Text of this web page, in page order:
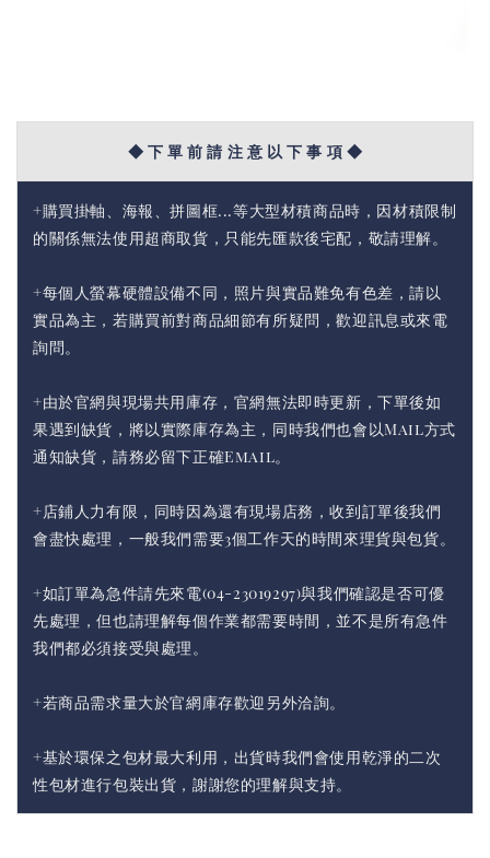
◆ 下 單 前 請 注 意 以 下 事 項 ◆
+購買掛軸、海報、拼圖框...等大型材積商品時，因材積限制
的關係無法使用超商取貨，只能先匯款後宅配，敬請理解。
+每個人螢幕硬體設備不同，照片與實品難免有色差，請以
實品為主，若購買前對商品細節有所疑問，歡迎訊息或來電
詢問。
+由於官網與現場共用庫存，官網無法即時更新，下單後如
果遇到缺貨，將以實際庫存為主，同時我們也會以Mail方式
通知缺貨，請務必留下正確Email。
+店鋪人力有限，同時因為還有現場店務，收到訂單後我們
會盡快處理，一般我們需要3個工作天的時間來理貨與包貨。
+如訂單為急件請先來電(04-23019297)與我們確認是否可優
先處理，但也請理解每個作業都需要時間，並不是所有急件
我們都必須接受與處理。
+若商品需求量大於官網庫存歡迎另外洽詢。
+基於環保之包材最大利用，出貨時我們會使用乾淨的二次
性包材進行包裝出貨，謝謝您的理解與支持。